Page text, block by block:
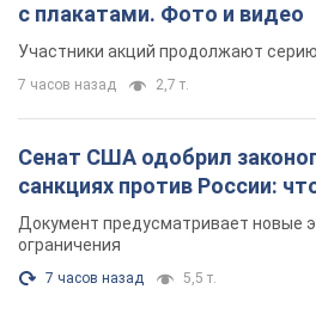
с плакатами. Фото и видео
Участники акций продолжают
7 часов назад 2,7 т.
Сенат США одобрил
санкциях против России:
Документ предусматривает новые
ограничения
7 часов назад 5,5 т.